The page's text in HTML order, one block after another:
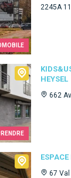
2245A
HEYSEL
662
- Heysel
67